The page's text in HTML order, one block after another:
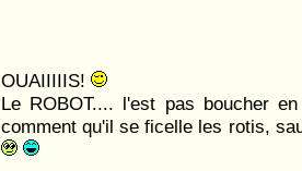
OUAIIIIIS!
Le ROBOT.... l'est pas boucher
comment qu'il se ficelle les rotis,